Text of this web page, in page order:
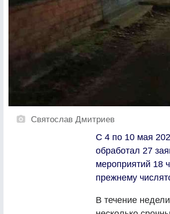
Святослав Дмитриев
С 4 по 10 мая
обработал 27
мероприятий 18
прежнему
В течение